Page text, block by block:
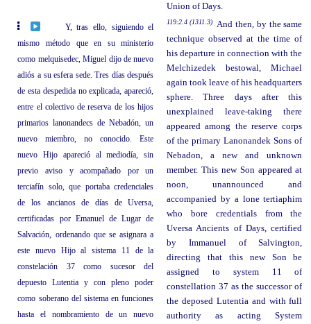
Union of Days.
Y, tras ello, siguiendo el
mismo método que en su ministerio
como melquisedec, Miguel dijo de nuevo
adiós a su esfera sede. Tres días después
de esta despedida no explicada, apareció,
entre el colectivo de reserva de los hijos
primarios lanonandecs de Nebadón, un
nuevo miembro, no conocido. Este
nuevo Hijo apareció al mediodía, sin
previo aviso y acompañado por un
terciafín solo, que portaba credenciales
de los ancianos de días de Uversa,
certificadas por Emanuel de Lugar de
Salvación, ordenando que se asignara a
este nuevo Hijo al sistema 11 de la
constelación 37 como sucesor del
depuesto Lutentia y con pleno poder
como soberano del sistema en funciones
hasta el nombramiento de un nuevo
119:2.4 (1311.3)
And then, by the same
technique observed at the time of
his departure in connection with the
Melchizedek bestowal, Michael
again took leave of his headquarters
sphere. Three days after this
unexplained leave-taking there
appeared among the reserve corps
of the primary Lanonandek Sons of
Nebadon, a new and unknown
member. This new Son appeared at
noon, unannounced and
accompanied by a lone tertiaphim
who bore credentials from the
Uversa Ancients of Days, certified
by Immanuel of Salvington,
directing that this new Son be
assigned to system 11 of
constellation 37 as the successor of
the deposed Lutentia and with full
authority as acting System